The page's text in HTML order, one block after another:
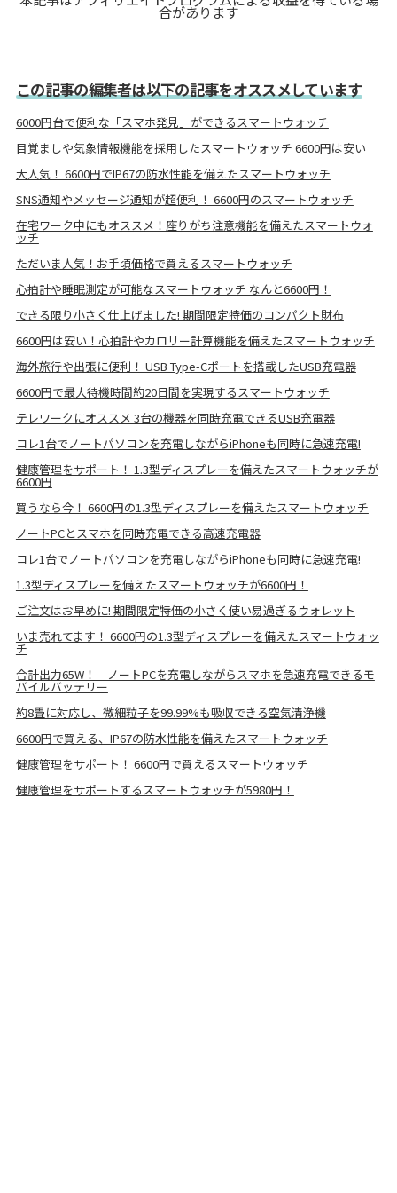
合があります
この記事の編集者は以下の記事をオススメしています
6000円台で便利な「スマホ発見」ができるスマートウォッチ
目覚ましや気象情報機能を採用したスマートウォッチ 6600円は安い
大人気！ 6600円でIP67の防水性能を備えたスマートウォッチ
SNS通知やメッセージ通知が超便利！ 6600円のスマートウォッチ
在宅ワーク中にもオススメ！座りがち注意機能を備えたスマートウォ
ッチ
ただいま人気！お手頃価格で買えるスマートウォッチ
心拍計や睡眠測定が可能なスマートウォッチ なんと6600円！
できる限り小さく仕上げました! 期間限定特価のコンパクト財布
6600円は安い！心拍計やカロリー計算機能を備えたスマートウォッチ
海外旅行や出張に便利！ USB Type-Cポートを搭載したUSB充電器
6600円で最大待機時間約20日間を実現するスマートウォッチ
テレワークにオススメ 3台の機器を同時充電できるUSB充電器
コレ1台でノートパソコンを充電しながらiPhoneも同時に急速充電!
健康管理をサポート！ 1.3型ディスプレーを備えたスマートウォッチが
6600円
買うなら今！ 6600円の1.3型ディスプレーを備えたスマートウォッチ
ノートPCとスマホを同時充電できる高速充電器
コレ1台でノートパソコンを充電しながらiPhoneも同時に急速充電!
1.3型ディスプレーを備えたスマートウォッチが6600円！
ご注文はお早めに! 期間限定特価の小さく使い易過ぎるウォレット
いま売れてます！ 6600円の1.3型ディスプレーを備えたスマートウォッ
チ
合計出力65W！ ノートPCを充電しながらスマホを急速充電できるモ
バイルバッテリー
約8畳に対応し、微細粒子を99.99%も吸収できる空気清浄機
6600円で買える、IP67の防水性能を備えたスマートウォッチ
健康管理をサポート！ 6600円で買えるスマートウォッチ
健康管理をサポートするスマートウォッチが5980円！